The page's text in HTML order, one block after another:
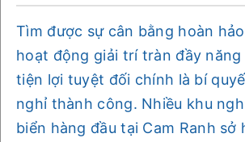
Tìm được sự cân bằng hoàn
hoạt động giải trí tràn đầy
tiện lợi tuyệt đối chính là bí
nghỉ thành công. Nhiều khu
biển hàng đầu tại Cam Ranh sở